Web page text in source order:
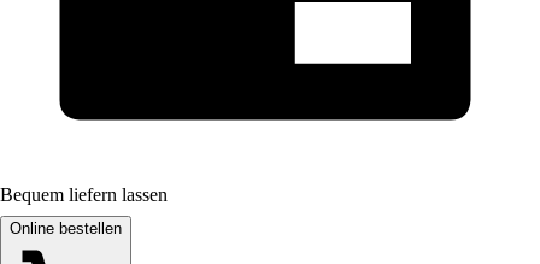
Bequem liefern lassen
Online bestellen